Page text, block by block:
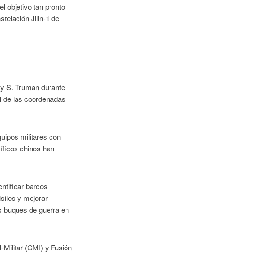
objetivo tan pronto
Jilin-1 de
S. Truman durante
de las coordenadas
militares con
chinos han
barcos
y mejorar
buques de guerra en
Militar (CMI) y Fusión